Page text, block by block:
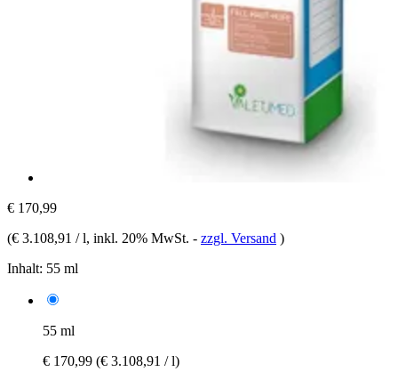
€ 170,99
(€ 3.108,91 / l, inkl. 20% MwSt. - zzgl. Versand )
Inhalt: 55 ml
55 ml
€ 170,99 (€ 3.108,91 / l)